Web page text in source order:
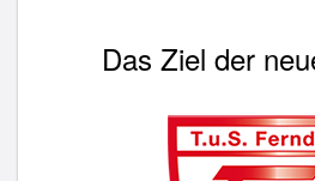
Das Ziel der